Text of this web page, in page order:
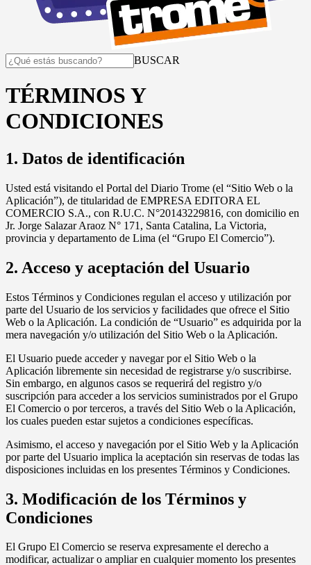
BUSCAR
TÉRMINOS Y
CONDICIONES
1. Datos de identificación
Usted está visitando el Portal del Diario Trome (el “Sitio Web o la
Aplicación”), de titularidad de EMPRESA EDITORA EL
COMERCIO S.A., con R.U.C. N°20143229816, con domicilio en
Jr. Jorge Salazar Araoz N° 171, Santa Catalina, La Victoria,
provincia y departamento de Lima (el “Grupo El Comercio”).
2. Acceso y aceptación del Usuario
Estos Términos y Condiciones regulan el acceso y utilización por
parte del Usuario de los servicios y facilidades que ofrece el Sitio
Web o la Aplicación. La condición de “Usuario” es adquirida por la
mera navegación y/o utilización del Sitio Web o la Aplicación.
El Usuario puede acceder y navegar por el Sitio Web o la
Aplicación libremente sin necesidad de registrarse y/o suscribirse.
Sin embargo, en algunos casos se requerirá del registro y/o
suscripción para acceder a los servicios suministrados por el Grupo
El Comercio o por terceros, a través del Sitio Web o la Aplicación,
los cuales pueden estar sujetos a condiciones específicas.
Asimismo, el acceso y navegación por el Sitio Web y la Aplicación
por parte del Usuario implica la aceptación sin reservas de todas las
disposiciones incluidas en los presentes Términos y Condiciones.
3. Modificación de los Términos y
Condiciones
El Grupo El Comercio se reserva expresamente el derecho a
modificar, actualizar o ampliar en cualquier momento los presentes